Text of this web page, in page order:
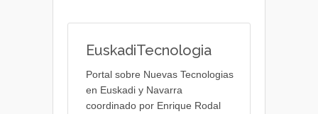
EuskadiTecnologia
Portal sobre Nuevas Tecnologias
en Euskadi y Navarra
coordinado por Enrique Rodal